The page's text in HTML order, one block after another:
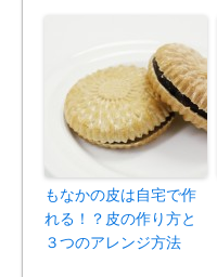
もなかの皮は自宅で作
れる！？皮の作り方と
３つのアレンジ方法